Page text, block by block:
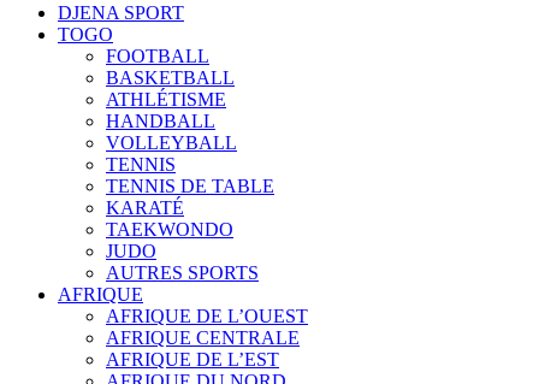
DJENA SPORT
TOGO
FOOTBALL
BASKETBALL
ATHLÉTISME
HANDBALL
VOLLEYBALL
TENNIS
TENNIS DE TABLE
KARATÉ
TAEKWONDO
JUDO
AUTRES SPORTS
AFRIQUE
AFRIQUE DE L’OUEST
AFRIQUE CENTRALE
AFRIQUE DE L’EST